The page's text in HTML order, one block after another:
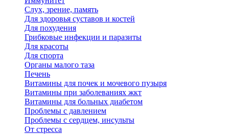
Слух, зрение, память
Для здоровья суставов и костей
Для похудения
Грибковые инфекции и паразиты
Для красоты
Для спорта
Органы малого таза
Печень
Витамины для почек и мочевого пузыря
Витамины при заболеваниях жкт
Витамины для больных диабетом
Проблемы с давлением
Проблемы с сердцем, инсульты
От стресса